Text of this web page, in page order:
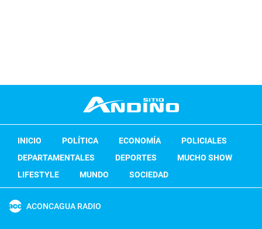
INICIO POLÍTICA ECONOMÍA
POLICIALES
DEPARTAMENTALES
DEPORTES
MUCHO SHOW
LIFESTYLE
MUNDO SOCIEDAD
ACONCAGUA RADIO